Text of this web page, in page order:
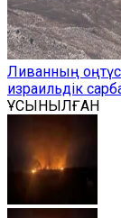
Ливанның
израильдік
ҰСЫНЫЛҒАН